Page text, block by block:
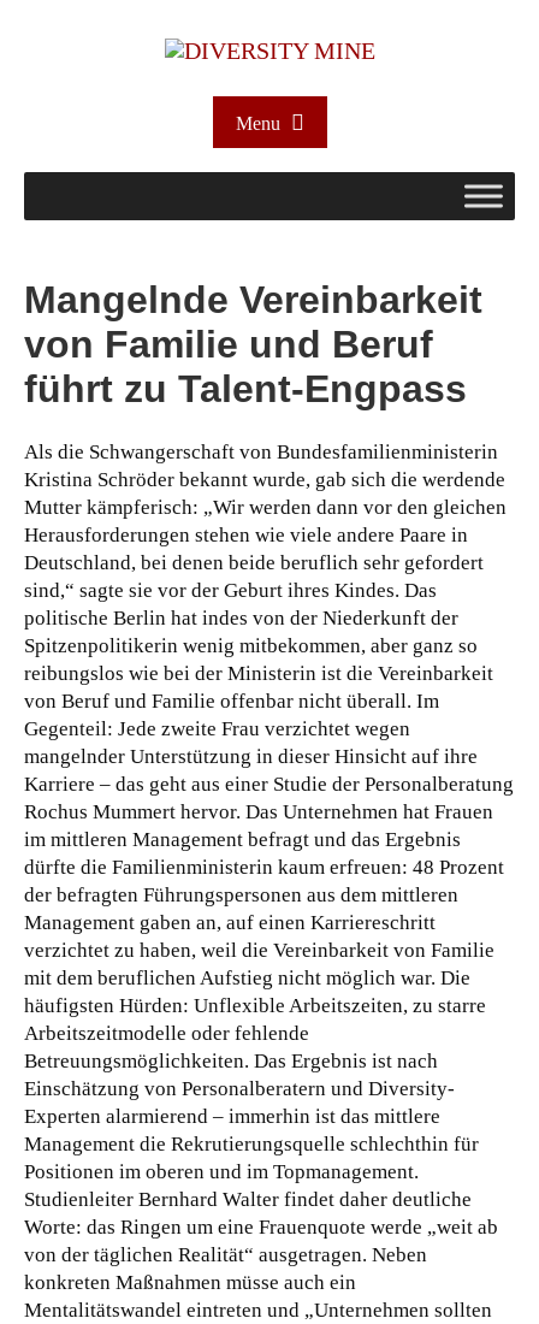
Menu
Mangelnde Vereinbarkeit
von Familie und Beruf
führt zu Talent-Engpass
Als die Schwangerschaft von Bundesfamilienministerin
Kristina Schröder bekannt wurde, gab sich die werdende
Mutter kämpferisch: „Wir werden dann vor den gleichen
Herausforderungen stehen wie viele andere Paare in
Deutschland, bei denen beide beruflich sehr gefordert
sind,“ sagte sie vor der Geburt ihres Kindes. Das
politische Berlin hat indes von der Niederkunft der
Spitzenpolitikerin wenig mitbekommen, aber ganz so
reibungslos wie bei der Ministerin ist die Vereinbarkeit
von Beruf und Familie offenbar nicht überall. Im
Gegenteil: Jede zweite Frau verzichtet wegen
mangelnder Unterstützung in dieser Hinsicht auf ihre
Karriere – das geht aus einer Studie der Personalberatung
Rochus Mummert hervor. Das Unternehmen hat Frauen
im mittleren Management befragt und das Ergebnis
dürfte die Familienministerin kaum erfreuen: 48 Prozent
der befragten Führungspersonen aus dem mittleren
Management gaben an, auf einen Karriereschritt
verzichtet zu haben, weil die Vereinbarkeit von Familie
mit dem beruflichen Aufstieg nicht möglich war. Die
häufigsten Hürden: Unflexible Arbeitszeiten, zu starre
Arbeitszeitmodelle oder fehlende
Betreuungsmöglichkeiten. Das Ergebnis ist nach
Einschätzung von Personalberatern und Diversity-
Experten alarmierend – immerhin ist das mittlere
Management die Rekrutierungsquelle schlechthin für
Positionen im oberen und im Topmanagement.
Studienleiter Bernhard Walter findet daher deutliche
Worte: das Ringen um eine Frauenquote werde „weit ab
von der täglichen Realität“ ausgetragen. Neben
konkreten Maßnahmen müsse auch ein
Mentalitätswandel eintreten und „Unternehmen sollten